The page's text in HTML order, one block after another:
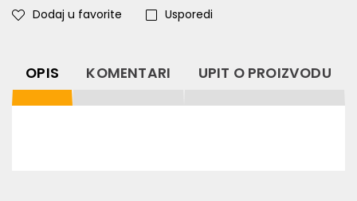
Dodaj u favorite Usporedi
OPIS KOMENTARI UPIT O PROIZVODU